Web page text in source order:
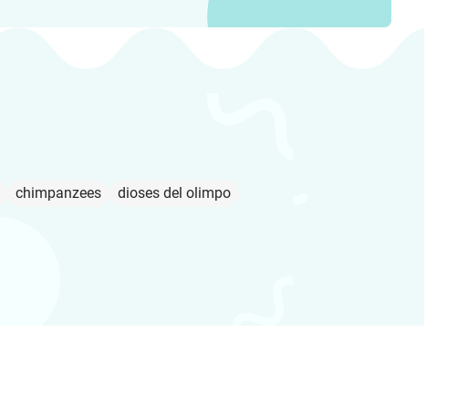
chimpanzees
dioses del olimpo